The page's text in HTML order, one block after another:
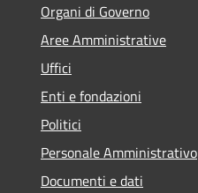
Organi di Governo
Aree Amministrative
Uffici
Enti e fondazioni
Politici
Personale Amministrativo
Documenti e dati